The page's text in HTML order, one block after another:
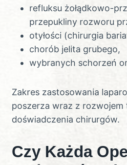
refluksu żołądkowo-
przepukliny rozworu
otyłości (chirurgia
chorób jelita grubego,
wybranych schorzeń
Zakres zastosowania
poszerza wraz z rozwojem
doświadczenia chirurgów.
Czy Każda